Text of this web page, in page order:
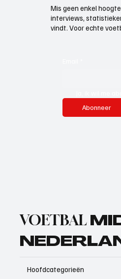
Mis geen enkel
interviews,
vindt. Voor echte
Abonneer
VOETBAL
Hoofdcategorieën